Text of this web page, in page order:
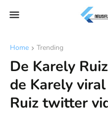
Home Trending
De Karely
de Karely
Ruiz twitter